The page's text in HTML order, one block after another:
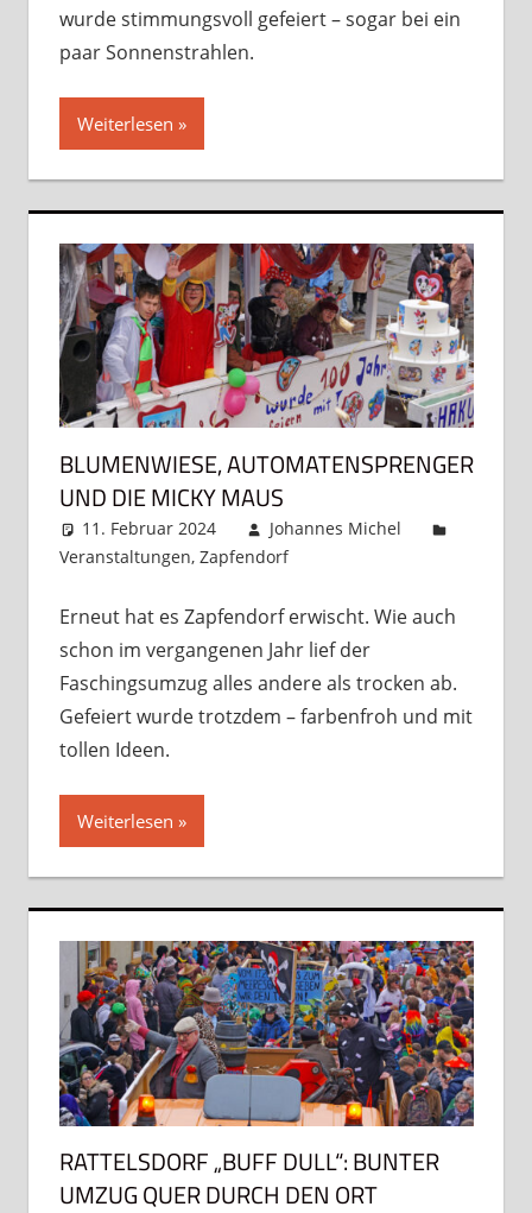
wurde stimmungsvoll gefeiert – sogar bei ein
paar Sonnenstrahlen.
Weiterlesen
BLUMENWIESE, AUTOMATENSPRENGER
UND DIE MICKY MAUS
11. Februar 2024
Johannes Michel
Veranstaltungen, Zapfendorf
Erneut hat es Zapfendorf erwischt. Wie auch
schon im vergangenen Jahr lief der
Faschingsumzug alles andere als trocken ab.
Gefeiert wurde trotzdem – farbenfroh und mit
tollen Ideen.
Weiterlesen
RATTELSDORF „BUFF DULL“: BUNTER
UMZUG QUER DURCH DEN ORT